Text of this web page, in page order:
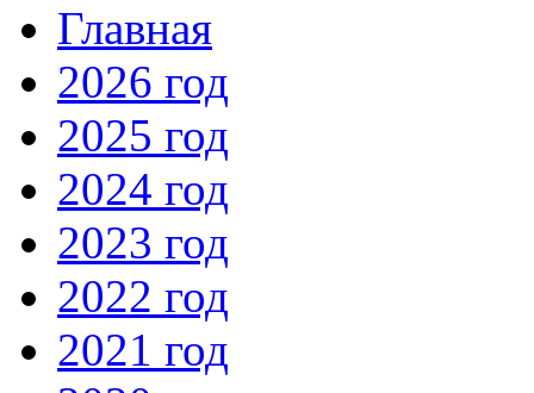
Главная
2026 год
2025 год
2024 год
2023 год
2022 год
2021 год